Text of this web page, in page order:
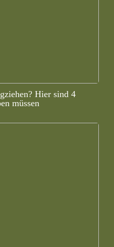
Hier sind 4
müssen